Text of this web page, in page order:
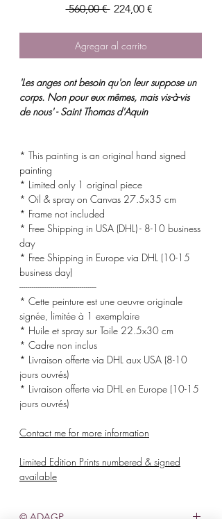
560,00 € Precio
224,00 €Precio
oferta
Agregar al carrito
'Les anges ont besoin qu'on leur suppose un
corps. Non pour eux mêmes, mais vis-à-vis
de nous' - Saint Thomas d'Aquin
* This painting is an original hand signed
painting
* Limited only 1 original piece
* Oil & spray on Canvas 27.5x35 cm
* Frame not included
* Free Shipping in USA (DHL) - 8-10 business
day
* Free Shipping in Europe via DHL (10-15
business day)
-------------------------------------
* Cette peinture est une oeuvre originale
signée, limitée à 1 exemplaire
* Huile et spray sur Toile 22.5x30 cm
* Cadre non inclus
* Livraison offerte via DHL aux USA (8-10
jours ouvrés)
* Livraison offerte via DHL en Europe (10-15
jours ouvrés)
Contact me for more information
Limited Edition Prints numbered & signed
available